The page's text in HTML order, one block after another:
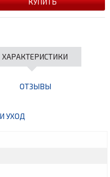
ХАРАКТЕРИСТИКИ
ОТЗЫВЫ
УХОД